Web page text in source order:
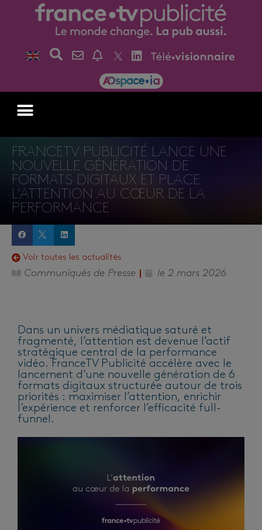
FRANCETV PUBLICITÉ LANCE UNE
NOUVELLE GÉNÉRATION DE
FORMATS DIGITAUX ET PLACE
L’ATTENTION AU CŒUR DE LA
PERFORMANCE
Voir toutes les actualités
Communiqués de Presse le 2 mars 2026
Dans un univers médiatique saturé et
fragmenté, l’attention est devenue l’actif
stratégique central de la performance
vidéo. FranceTV Publicité accélère avec le
lancement d’une nouvelle génération de 6
formats digitaux structurée autour de trois
priorités : maximiser l’attention, enrichir
l’expérience et renforcer l’efficacité full-
funnel.